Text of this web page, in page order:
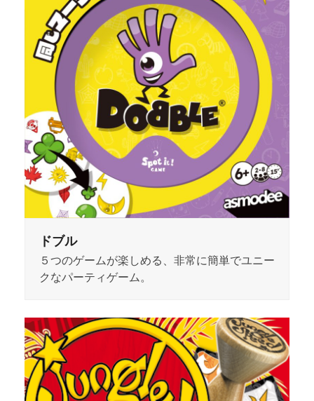
ドブル
５つのゲームが楽しめる、非常に簡単でユニー
クなパーティゲーム。